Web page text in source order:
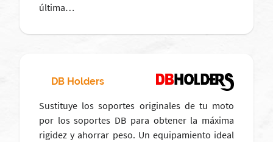
última…
DB Holders
Sustituye los soportes originales de tu moto
por los soportes DB para obtener la máxima
rigidez y ahorrar peso. Un equipamiento ideal